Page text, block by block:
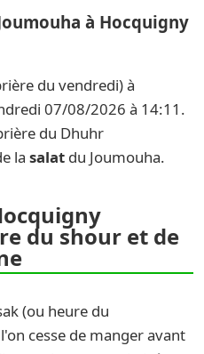
à Hocquigny
du vendredi) à
07/08/2026 à 14:11.
du Dhuhr
la salat du Joumouha.
du shour et de
(ou heure du
cesse de manger avant